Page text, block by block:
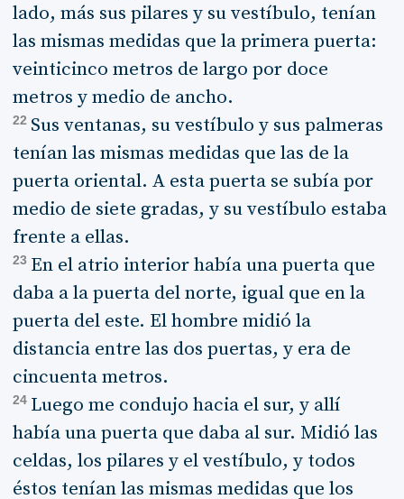
lado, más sus pilares y su vestíbulo, tenían
las mismas medidas que la primera puerta:
veinticinco metros de largo por doce
metros y medio de ancho.
22 Sus ventanas, su vestíbulo y sus palmeras
tenían las mismas medidas que las de la
puerta oriental. A esta puerta se subía por
medio de siete gradas, y su vestíbulo estaba
frente a ellas.
23 En el atrio interior había una puerta que
daba a la puerta del norte, igual que en la
puerta del este. El hombre midió la
distancia entre las dos puertas, y era de
cincuenta metros.
24 Luego me condujo hacia el sur, y allí
había una puerta que daba al sur. Midió las
celdas, los pilares y el vestíbulo, y todos
éstos tenían las mismas medidas que los